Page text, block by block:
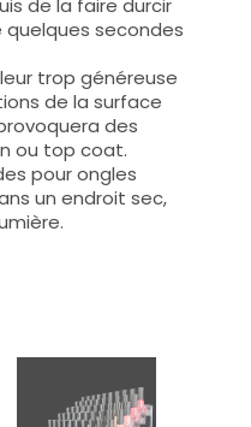
secondes
trop généreuse
de la surface
des
ou top coat.
pour ongles
un endroit sec,